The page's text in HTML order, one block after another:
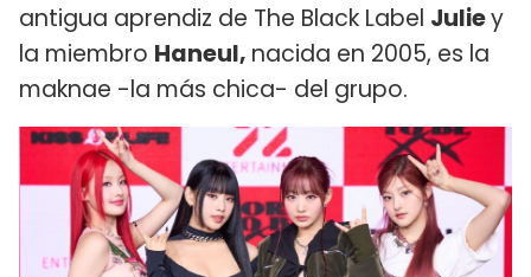
antigua aprendiz de The Black Label Juliey
la miembro Haneul, nacida en 2005, es la
maknae -la más chica- del grupo.